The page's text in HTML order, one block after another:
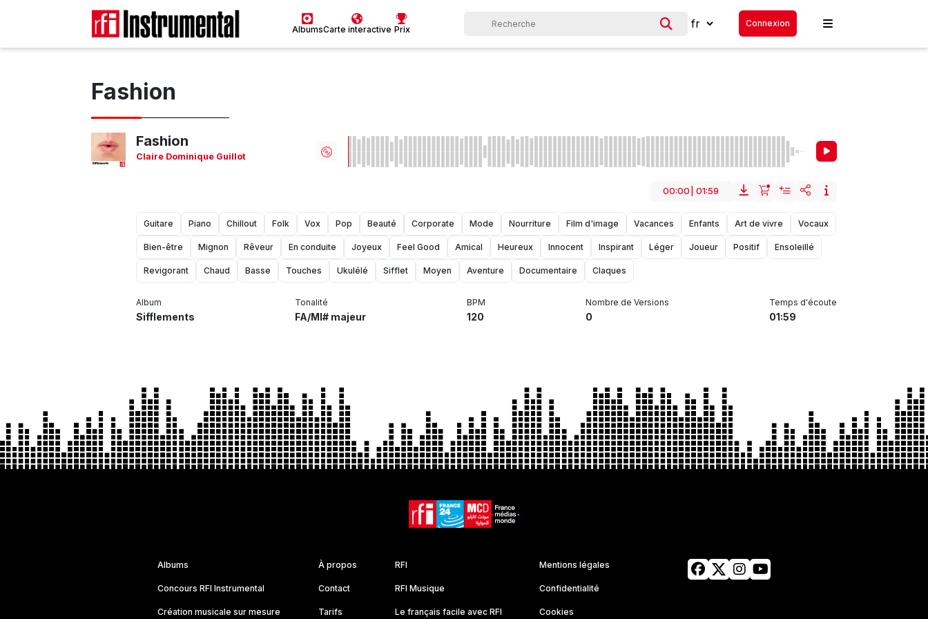
AlbumsCarte interactive Prix
Connexion
Fashion
Fashion
Claire Dominique Guillot
00:00 01:59
Guitare Piano Chillout Folk Vox Pop Beauté Corporate Mode Nourriture Film d'image Vacances Enfants Art de vivre Vocaux
Bien-être Mignon Rêveur En conduite Joyeux Feel Good Amical Heureux Innocent Inspirant Léger Joueur Positif Ensoleillé
Revigorant Chaud Basse Touches Ukulélé Sifflet Moyen Aventure Documentaire Claques
Album
Sifflements
Tonalité
FA/MI# majeur
BPM
120
Nombre de Versions
0
Temps d'écoute
01:59
Albums
Concours RFI Instrumental
Création musicale sur mesure
À propos
Contact
Tarifs
RFI
RFI Musique
Le français facile avec RFI
Mentions légales
Confidentialité
Cookies